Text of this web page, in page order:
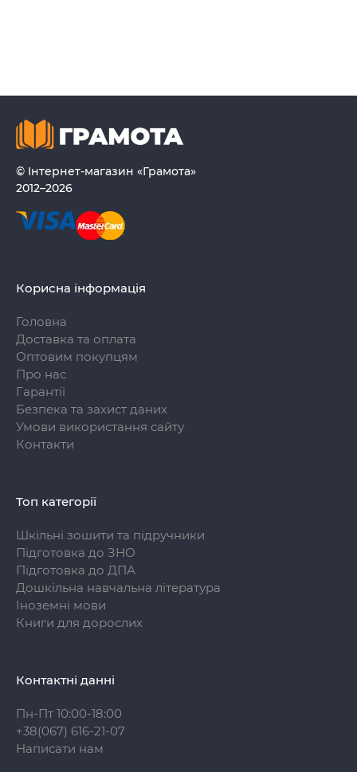
© Інтернет-магазин «Грамота»
2012–2026
Корисна інформація
Головна
Доставка та оплата
Оптовим покупцям
Про нас
Гарантії
Безпека та захист даних
Умови використання сайту
Контакти
Топ категорії
Шкільні зошити та підручники
Підготовка до ЗНО
Підготовка до ДПА
Дошкільна навчальна література
Іноземні мови
Книги для дорослих
Контактні данні
Пн-Пт 10:00-18:00
+38(067) 616-21-07
Написати нам